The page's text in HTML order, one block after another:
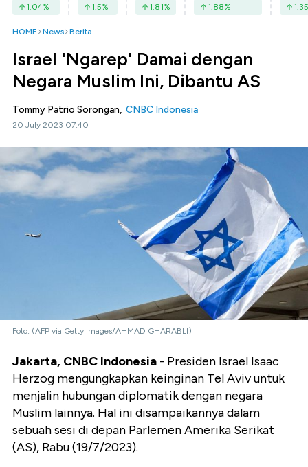
1.04% 1.5% 1.81% 1.88% 1.35
HOME News Berita
Israel 'Ngarep' Damai dengan
Negara Muslim Ini, Dibantu AS
Tommy Patrio Sorongan, CNBC Indonesia
20 July 2023 07:40
Foto: (AFP via Getty Images/AHMAD GHARABLI)
Jakarta, CNBC Indonesia - Presiden Israel Isaac
Herzog mengungkapkan keinginan Tel Aviv untuk
menjalin hubungan diplomatik dengan negara
Muslim lainnya. Hal ini disampaikannya dalam
sebuah sesi di depan Parlemen Amerika Serikat
(AS), Rabu (19/7/2023).